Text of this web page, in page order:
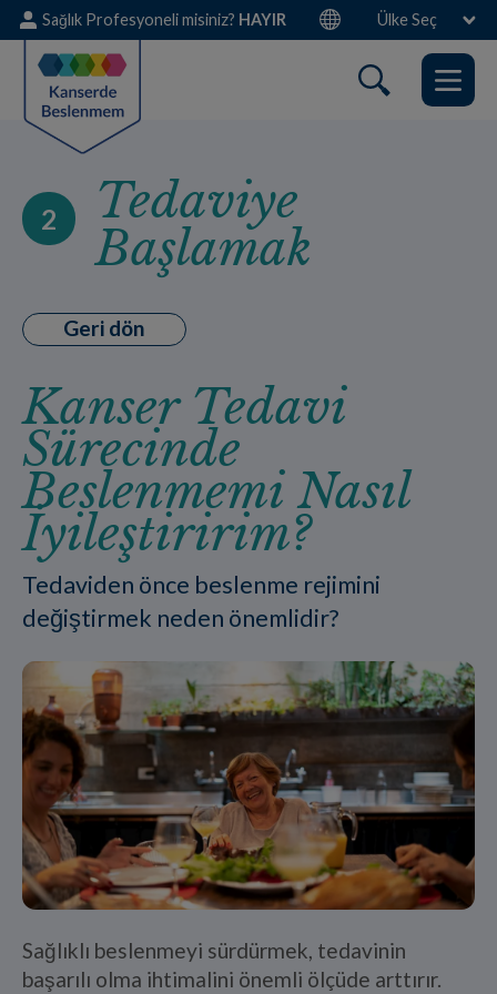
Skip
to
main
content
Ülke Seç
Sağlık Profesyoneli misiniz? HAYIR
2 Tedaviye
Başlamak
Geri dön
Kanser Tedavi
Sürecinde
Beslenmemi Nasıl
İyileştiririm?
Tedaviden önce beslenme rejimini
değiştirmek neden önemlidir?
Sağlıklı beslenmeyi sürdürmek, tedavinin
başarılı olma ihtimalini önemli ölçüde arttırır.